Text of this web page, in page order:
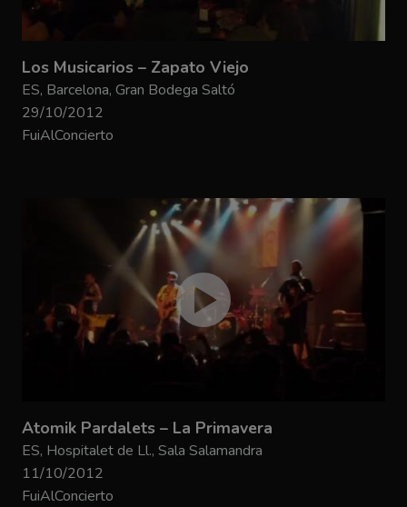
Los Musicarios – Zapato Viejo
ES, Barcelona, Gran Bodega Saltó
29/10/2012
FuiAlConcierto
Atomik Pardalets – La Primavera
ES, Hospitalet de Ll., Sala Salamandra
11/10/2012
FuiAlConcierto